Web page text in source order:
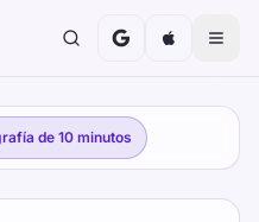
de 10 minutos